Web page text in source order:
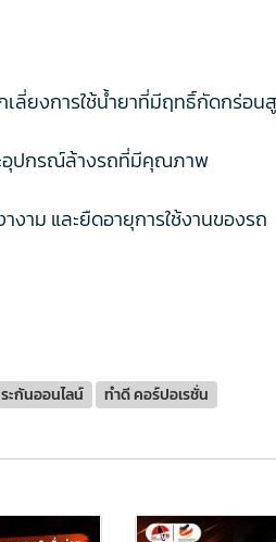
ลี่ยงการใช้น้ำยาที่มีฤทธิ์กัดกร่อน
อุปกรณ์ล้างรถที่มีคุณภาพ
งาม และยืดอายุการใช้งานของรถ
ะกันออนไลน์ ทำดี คอร์ปอเรชั่น